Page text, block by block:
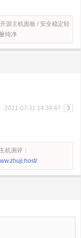
源主机面板 / 安全稳定轻
纯净
2021-07-11 14:34:47 3
机测评：